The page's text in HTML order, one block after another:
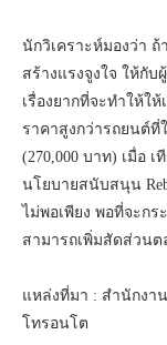
นักวิเคราะห์มองว่า
สร้างแรงจูงใจ ให้กั
เรื่องยากที่จะทำให้ใ
ราคาสูงกว่ารถยนต์ที่
(270,000 บาท) เมื่อ
นโยบายสนับสนุน
ไม่พอเพียง พอที่จะก
สามารถเพิ่มสัดส่วน
แหล่งที่มา : สำนักงา
โทรอนโต